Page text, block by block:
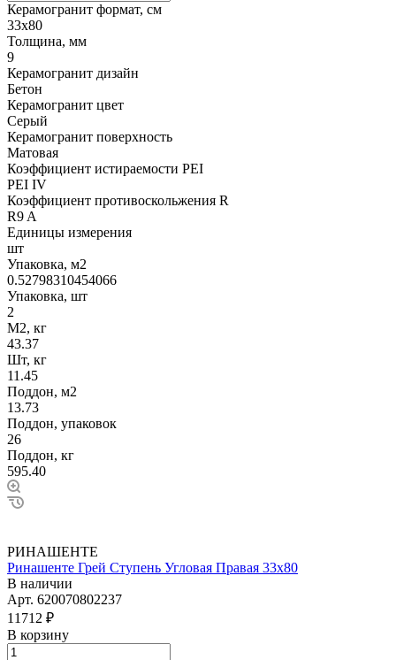
Керамогранит формат, см
33х80
Толщина, мм
9
Керамогранит дизайн
Бетон
Керамогранит цвет
Серый
Керамогранит поверхность
Матовая
Коэффициент истираемости PEI
PEI IV
Коэффициент противоскольжения R
R9 A
Единицы измерения
шт
Упаковка, м2
0.52798310454066
Упаковка, шт
2
М2, кг
43.37
Шт, кг
11.45
Поддон, м2
13.73
Поддон, упаковок
26
Поддон, кг
595.40
РИНАШЕНТЕ
Ринашенте Грей Ступень Угловая Правая 33х80
В наличии
Арт. 620070802237
11712 ₽
В корзину